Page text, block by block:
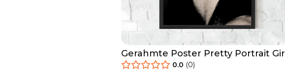
Gerahmte Poster Pretty Portrait Girl
0.0 (0)
Ab 49.90 € 29.90